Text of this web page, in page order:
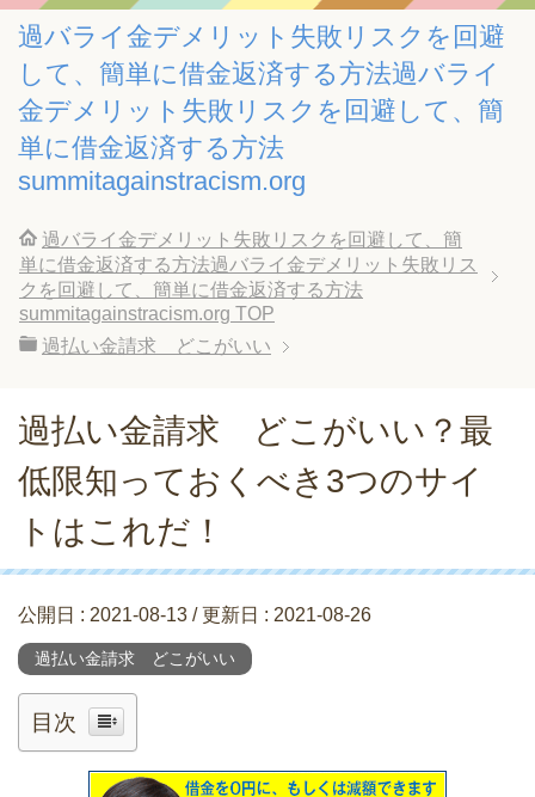
過バライ金デメリット失敗リスクを回避
して、簡単に借金返済する方法過バライ
金デメリット失敗リスクを回避して、簡
単に借金返済する方法
summitagainstracism.org
過バライ金デメリット失敗リスクを回避して、簡
単に借金返済する方法過バライ金デメリット失敗リス
クを回避して、簡単に借金返済する方法
summitagainstracism.org TOP
過払い金請求 どこがいい
過払い金請求 どこがいい？最
低限知っておくべき3つのサイ
トはこれだ！
公開日 : 2021-08-13 / 更新日 : 2021-08-26
過払い金請求 どこがいい
目次